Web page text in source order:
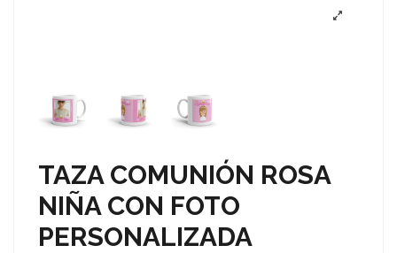
TAZA COMUNIÓN ROSA
NIÑA CON FOTO
PERSONALIZADA